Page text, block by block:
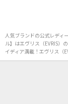
人気ブランドの公式レディ
ル】はエヴリス（EVRIS）
イディア満載！エヴリス（